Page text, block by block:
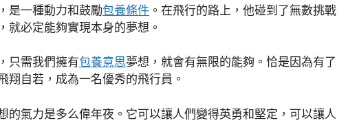
是一種動力和鼓勵包養條件 。在飛行的路上，他碰到了無數挑戰
就必定能夠實現本身的夢想。
只需我們擁有包養意思夢想，就會有無限的能夠。恰是因為有了
翔自若，成為一名優秀的飛行員。
的氣力是多么偉年夜。它可以讓人們變得英勇和堅定，可以讓人